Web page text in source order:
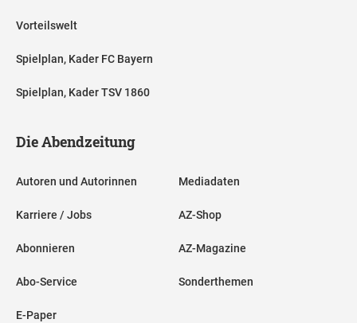
Vorteilswelt
Spielplan, Kader FC Bayern
Spielplan, Kader TSV 1860
Die Abendzeitung
Autoren und Autorinnen
Karriere / Jobs
Abonnieren
Abo-Service
E-Paper
Mediadaten
AZ-Shop
AZ-Magazine
Sonderthemen